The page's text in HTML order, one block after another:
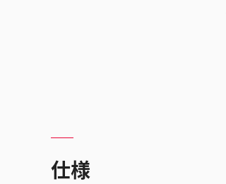
仕様